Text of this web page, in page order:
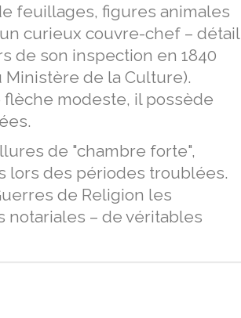
feuillages, figures animales
curieux couvre-chef – détail
de son inspection en 1840
Ministère de la Culture).
flèche modeste, il possède
de "chambre forte",
lors des périodes troublées.
de Religion les
notariales – de véritables